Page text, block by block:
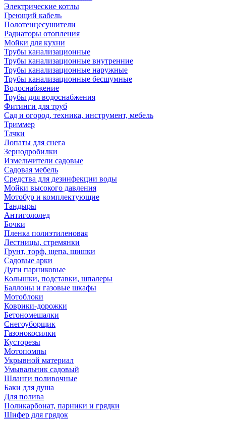
Электрические котлы
Греющий кабель
Полотенцесушители
Радиаторы отопления
Мойки для кухни
Трубы канализационные
Трубы канализационные внутренние
Трубы канализационные наружные
Трубы канализационные бесшумные
Водоснабжение
Трубы для водоснабжения
Фитинги для труб
Сад и огород, техника, инструмент, мебель
Триммер
Тачки
Лопаты для снега
Зернодробилки
Измельчители садовые
Садовая мебель
Средства для дезинфекции воды
Мойки высокого давления
Мотобур и комплектующие
Тандыры
Антигололед
Бочки
Пленка полиэтиленовая
Лестницы, стремянки
Грунт, торф, щепа, шишки
Садовые арки
Дуги парниковые
Колышки, подставки, шпалеры
Баллоны и газовые шкафы
Мотоблоки
Коврики-дорожки
Бетономешалки
Снегоуборщик
Газонокосилки
Кусторезы
Мотопомпы
Укрывной материал
Умывальник садовый
Шланги поливочные
Баки для душа
Для полива
Поликарбонат, парники и грядки
Шифер для грядок